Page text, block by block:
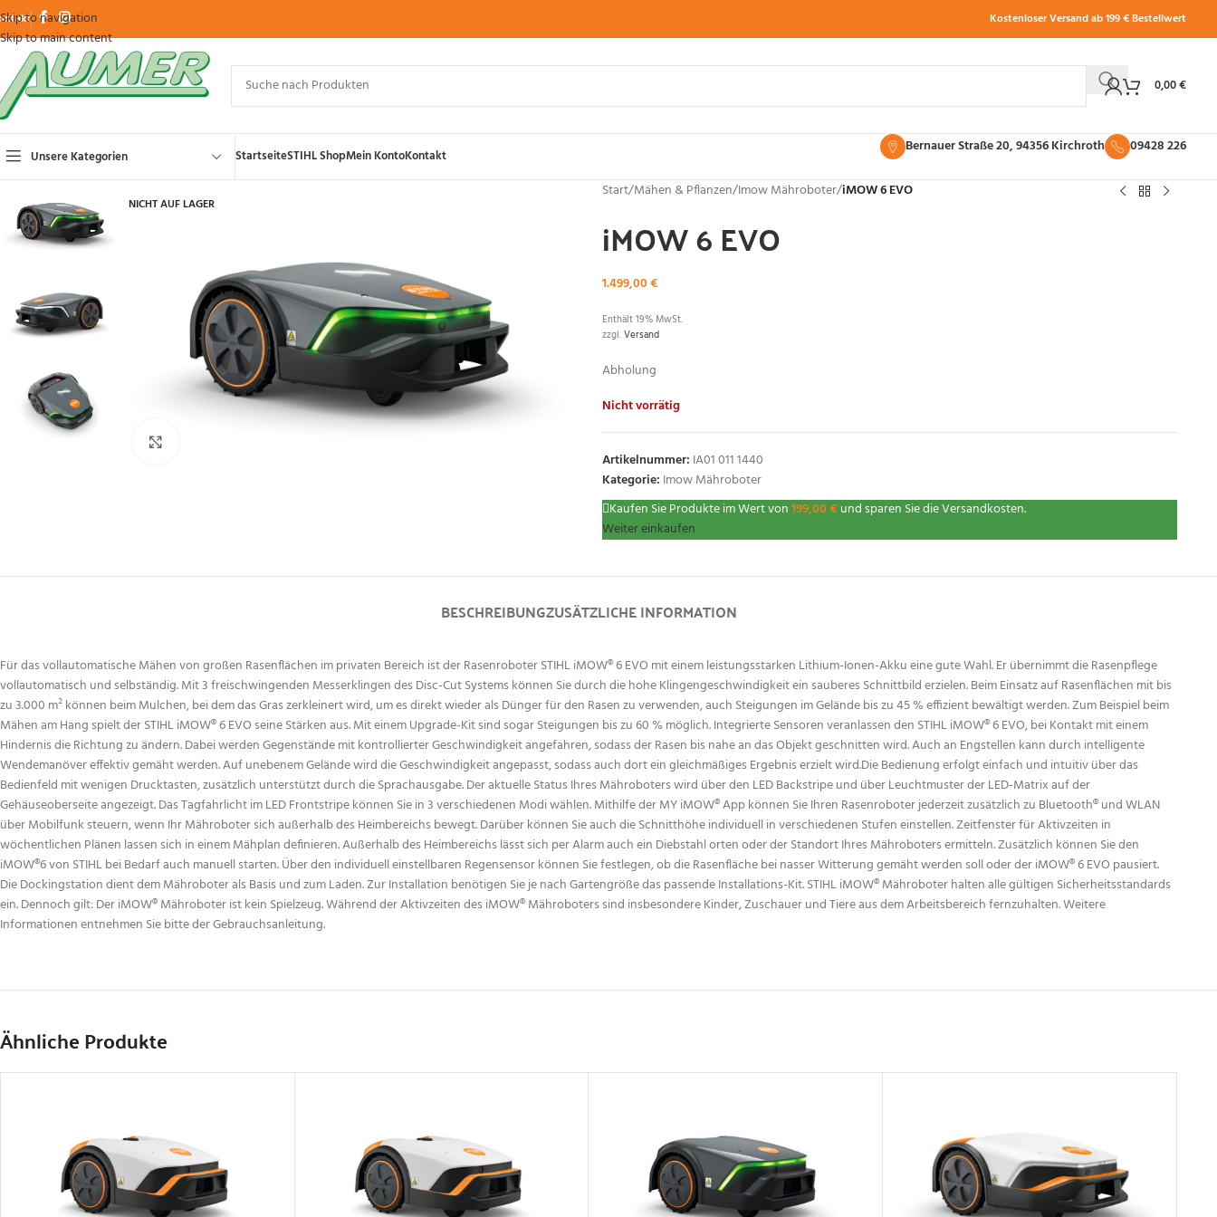
Skip to navigation
Skip to main content
Kostenloser Versand ab 199 € Bestellwert
0,00€
Unsere Kategorien StartseiteSTIHL ShopMein KontoKontakt Bernauer Straße 20, 94356 Kirchroth 09428 226
NICHT AUF LAGER
Start/Mähen & Pflanzen/Imow Mähroboter/iMOW 6 EVO
iMOW 6 EVO
1.499,00€
Enthält 19% MwSt.
zzgl.Versand
Abholung
Nicht vorrätig
Artikelnummer: IA01 011 1440
Kategorie: Imow Mähroboter
Kaufen Sie Produkte im Wert von199,00€ und sparen Sie die Versandkosten.
Weiter einkaufen
BESCHREIBUNGZUSÄTZLICHE INFORMATION
Für das vollautomatische Mähen von großen Rasenflächen im privaten Bereich ist der Rasenroboter STIHL iMOW® 6 EVO mit einem leistungsstarken Lithium-Ionen-Akku eine gute Wahl. Er übernimmt die Rasenpflege
vollautomatisch und selbständig. Mit 3 freischwingenden Messerklingen des Disc-Cut Systems können Sie durch die hohe Klingengeschwindigkeit ein sauberes Schnittbild erzielen. Beim Einsatz auf Rasenflächen mit bis
zu 3.000 m² können beim Mulchen, bei dem das Gras zerkleinert wird, um es direkt wieder als Dünger für den Rasen zu verwenden, auch Steigungen im Gelände bis zu 45 % effizient bewältigt werden. Zum Beispiel beim
Mähen am Hang spielt der STIHL iMOW® 6 EVO seine Stärken aus. Mit einem Upgrade-Kit sind sogar Steigungen bis zu 60 % möglich. Integrierte Sensoren veranlassen den STIHL iMOW® 6 EVO, bei Kontakt mit einem
Hindernis die Richtung zu ändern. Dabei werden Gegenstände mit kontrollierter Geschwindigkeit angefahren, sodass der Rasen bis nahe an das Objekt geschnitten wird. Auch an Engstellen kann durch intelligente
Wendemanöver effektiv gemäht werden. Auf unebenem Gelände wird die Geschwindigkeit angepasst, sodass auch dort ein gleichmäßiges Ergebnis erzielt wird.Die Bedienung erfolgt einfach und intuitiv über das
Bedienfeld mit wenigen Drucktasten, zusätzlich unterstützt durch die Sprachausgabe. Der aktuelle Status Ihres Mähroboters wird über den LED Backstripe und über Leuchtmuster der LED-Matrix auf der
Gehäuseoberseite angezeigt. Das Tagfahrlicht im LED Frontstripe können Sie in 3 verschiedenen Modi wählen. Mithilfe der MY iMOW® App können Sie Ihren Rasenroboter jederzeit zusätzlich zu Bluetooth® und WLAN
über Mobilfunk steuern, wenn Ihr Mähroboter sich außerhalb des Heimbereichs bewegt. Darüber können Sie auch die Schnitthöhe individuell in verschiedenen Stufen einstellen. Zeitfenster für Aktivzeiten in
wöchentlichen Plänen lassen sich in einem Mähplan definieren. Außerhalb des Heimbereichs lässt sich per Alarm auch ein Diebstahl orten oder der Standort Ihres Mähroboters ermitteln. Zusätzlich können Sie den
iMOW®6 von STIHL bei Bedarf auch manuell starten. Über den individuell einstellbaren Regensensor können Sie festlegen, ob die Rasenfläche bei nasser Witterung gemäht werden soll oder der iMOW® 6 EVO pausiert.
Die Dockingstation dient dem Mähroboter als Basis und zum Laden. Zur Installation benötigen Sie je nach Gartengröße das passende Installations-Kit. STIHL iMOW® Mähroboter halten alle gültigen Sicherheitsstandards
ein. Dennoch gilt: Der iMOW® Mähroboter ist kein Spielzeug. Während der Aktivzeiten des iMOW® Mähroboters sind insbesondere Kinder, Zuschauer und Tiere aus dem Arbeitsbereich fernzuhalten. Weitere
Informationen entnehmen Sie bitte der Gebrauchsanleitung.
Ähnliche Produkte